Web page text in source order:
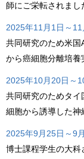
師にご栄転されまし
2025年11月1日～11
共同研究のため米
から癌細胞分離培養
2025年10月20日～
共同研究のためタ
細胞から誘導した神
2025年9月25日～9
博士課程学生の大